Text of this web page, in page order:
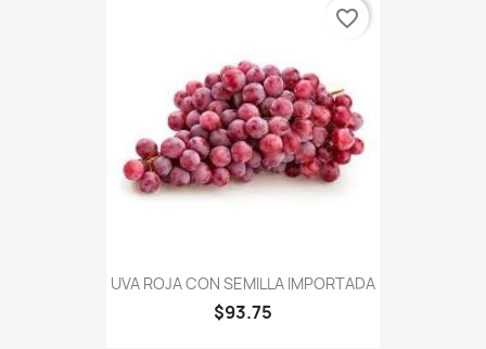
UVA ROJA CON SEMILLA IMPORTADA
$93.75
favorite_border